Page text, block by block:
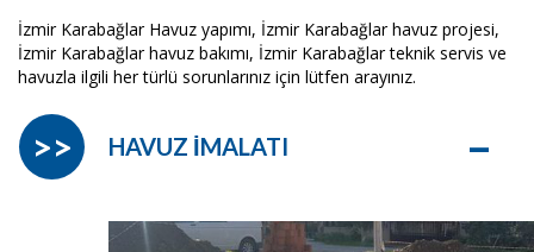
İzmir Karabağlar Havuz yapımı, İzmir Karabağlar havuz projesi,
İzmir Karabağlar havuz bakımı, İzmir Karabağlar teknik servis ve
havuzla ilgili her türlü sorunlarınız için lütfen arayınız.
HAVUZ İMALATI –
>>